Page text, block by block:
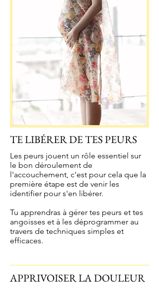
TE LIBÉRER DE TES PEURS
Les peurs jouent un rôle essentiel sur
le bon déroulement de
l'accouchement, c'est pour cela que la
première étape est de venir les
identifier pour s'en libérer.
Tu apprendras à gérer tes peurs et tes
angoisses et à les déprogrammer au
travers de techniques simples et
efficaces.
APPRIVOISER LA DOULEUR